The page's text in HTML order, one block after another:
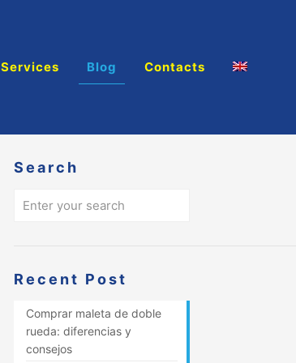
Services Blog Contacts
Search
Recent Post
Comprar maleta de doble
rueda: diferencias y
consejos